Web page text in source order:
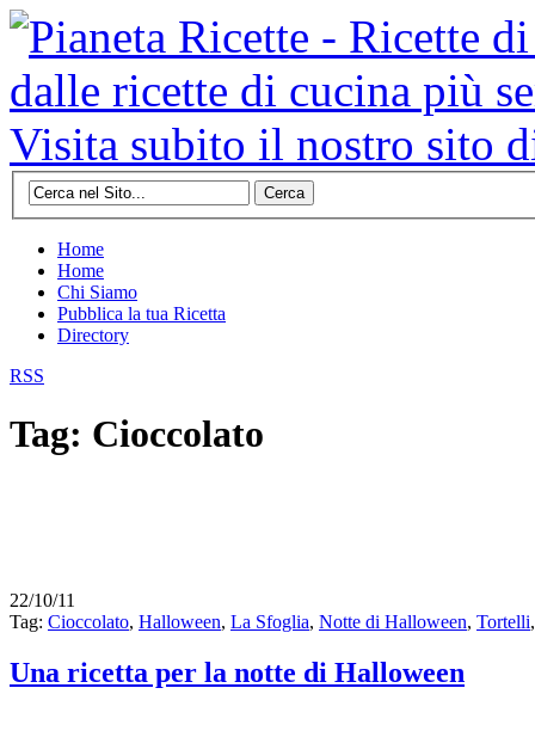
Cerca
Home
Home
Chi Siamo
Pubblica la tua Ricetta
Directory
RSS
Tag: Cioccolato
22/10/11
Tag: Cioccolato, Halloween, La Sfoglia, Notte di Halloween, Tortelli
Una ricetta per la notte di Halloween